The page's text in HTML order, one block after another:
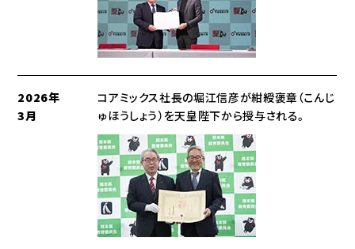
2026年
3月
コアミックス社長の堀江信彦が紺綬褒章（こんじ
ゅほうしょう）を天皇陛下から授与される。